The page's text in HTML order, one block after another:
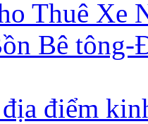
Thuê Xe
Bê tông-
điểm